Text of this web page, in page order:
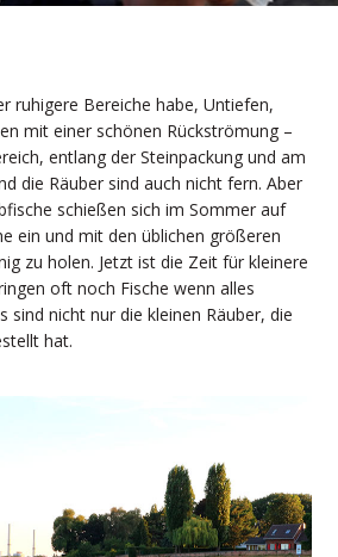
ruhigere Bereiche habe, Untiefen,
mit einer schönen Rückströmung –
entlang der Steinpackung und am
die Räuber sind auch nicht fern. Aber
schießen sich im Sommer auf
ein und mit den üblichen größeren
zu holen. Jetzt ist die Zeit für kleinere
oft noch Fische wenn alles
sind nicht nur die kleinen Räuber, die
hat.